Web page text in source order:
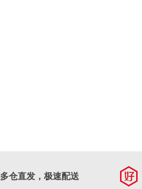
多仓直发，极速配送